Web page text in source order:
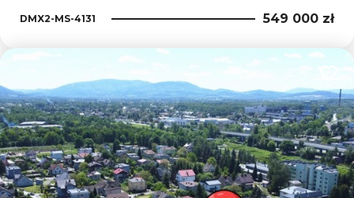
DMX2-MS-4131 549 000 zł